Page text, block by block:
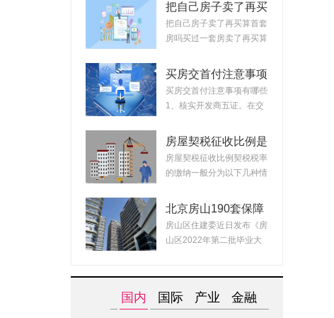
把自己房子卖了再买
算首套房吗？把房子
卖掉再买房子算二套
把自己房子卖了再买算首套
房吗买过一套房卖了再买算
买房交首付注意事项
有哪些？买房交完首
付款后接下来的流程
买房交首付注意事项有哪些
1、核实开发商五证。在交
房屋契税征收比例是
什么？ 2022房产契
税最新政策
房屋契税征收比例契税税率
的缴纳一般分为以下几种情
北京房山190套保障
租赁房面向毕业生配
租 房源均为精装交
房山区住建委近日发布《房
山区2022年第二批毕业大
国内 国际 产业 金融